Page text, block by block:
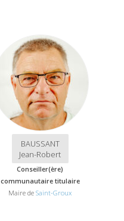
BAUSSANT
Jean-Robert
Conseiller(ère)
communautaire titulaire
Maire deSaint-Groux